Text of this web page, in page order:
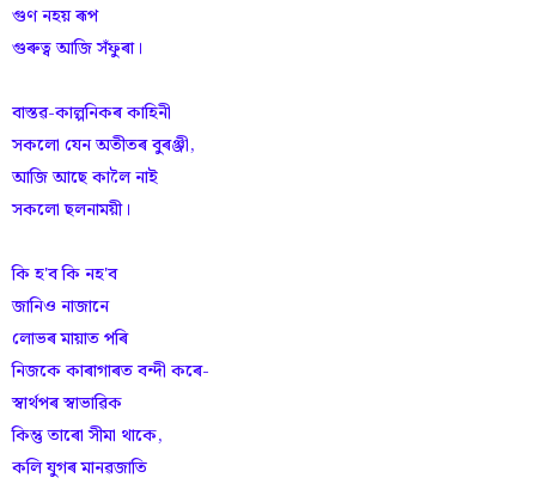
গুণ নহয় ৰূপ
গুৰুত্ব আজি সঁফুৰা।
বাস্তৱ-কাল্পনিকৰ কাহিনী
সকলো যেন অতীতৰ বুৰঞ্জী,
আজি আছে কালৈ নাই
সকলো ছলনাময়ী।
কি হ'ব কি নহ'ব
জানিও নাজানে
লোভৰ মায়াত পৰি
নিজকে কাৰাগাৰত বন্দী কৰে-
স্বাৰ্থপৰ স্বাভাৱিক
কিন্তু তাৰো সীমা থাকে,
কলি যুগৰ মানৱজাতি